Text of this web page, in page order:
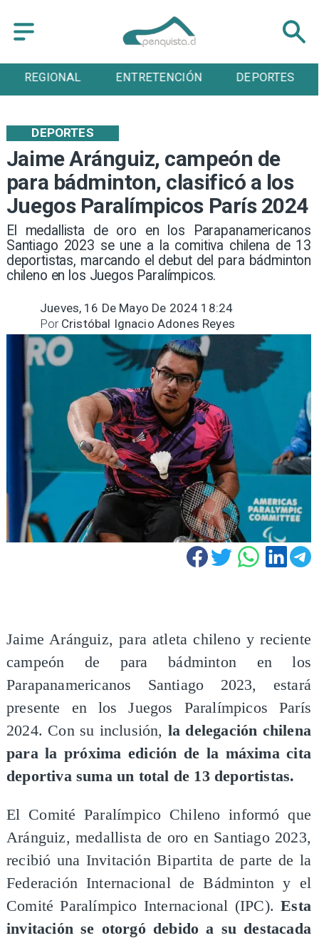
REGIONAL ENTRETENCIÓN DEPORTES
Jaime Aránguiz, campeón de
para bádminton, clasificó a los
Juegos Paralímpicos París 2024
​El medallista de oro en los Parapanamericanos
Santiago 2023 se une a la comitiva chilena de 13
deportistas, marcando el debut del para bádminton
chileno en los Juegos Paralímpicos.
DEPORTES
Jueves, 16 De Mayo De 2024 18:24
Cristóbal Ignacio Adones Reyes
Por
Jaime Aránguiz, para atleta chileno y reciente
campeón de para bádminton en los
Parapanamericanos Santiago 2023, estará
presente en los Juegos Paralímpicos París
2024. Con su inclusión, la delegación chilena
para la próxima edición de la máxima cita
deportiva suma un total de 13 deportistas.
El Comité Paralímpico Chileno informó que
Aránguiz, medallista de oro en Santiago 2023,
recibió una Invitación Bipartita de parte de la
Federación Internacional de Bádminton y el
Comité Paralímpico Internacional (IPC).Esta
invitación se otorgó debido a su destacada